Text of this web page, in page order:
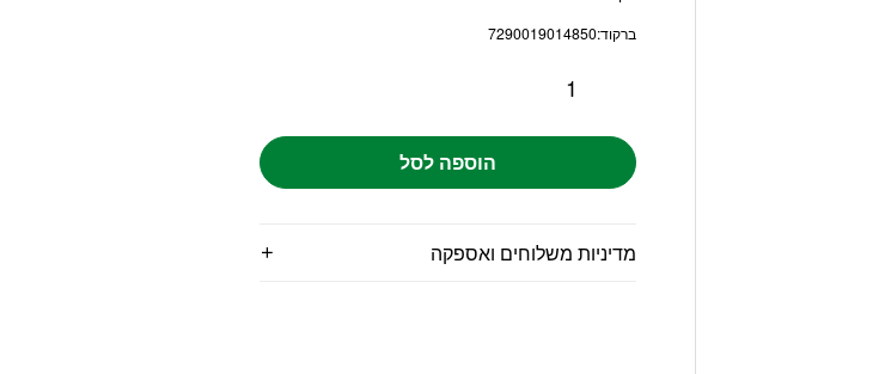
ברקוד:7290019014850
הוספה לסל
מדיניות משלוחים ואספקה